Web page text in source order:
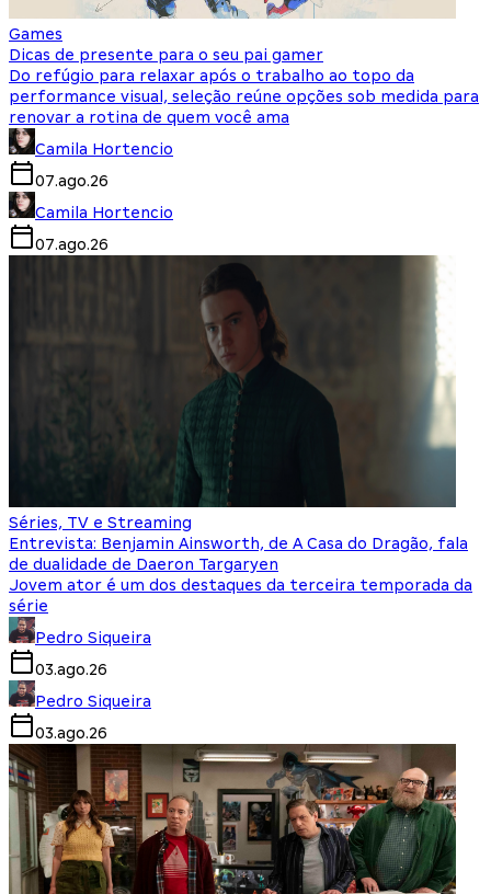
Games
Dicas de presente para o seu pai gamer
Do refúgio para relaxar após o trabalho ao topo da
performance visual, seleção reúne opções sob medida para
renovar a rotina de quem você ama
Camila Hortencio
07.ago.26
Camila Hortencio
07.ago.26
Séries, TV e Streaming
Entrevista: Benjamin Ainsworth, de A Casa do Dragão, fala
de dualidade de Daeron Targaryen
Jovem ator é um dos destaques da terceira temporada da
série
Pedro Siqueira
03.ago.26
Pedro Siqueira
03.ago.26